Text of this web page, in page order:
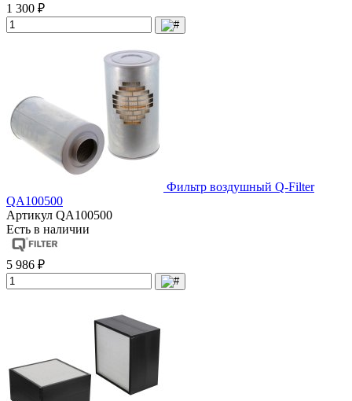
1 300 ₽
Фильтр воздушный Q-Filter
QA100500
Артикул QA100500
Есть в наличии
5 986 ₽